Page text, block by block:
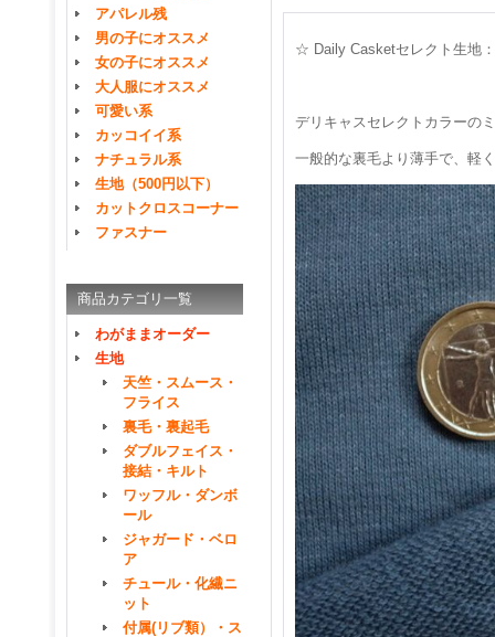
アパレル残
男の子にオススメ
女の子にオススメ
大人服にオススメ
可愛い系
カッコイイ系
ナチュラル系
生地（500円以下）
カットクロスコーナー
ファスナー
商品カテゴリ一覧
わがままオーダー
生地
天竺・スムース・
フライス
裏毛・裏起毛
ダブルフェイス・
接結・キルト
ワッフル・ダンボ
ール
ジャガード・ベロ
ア
チュール・化繊ニ
ット
付属(リブ類）・ス
☆ Daily Casketセレクト生地
デリキャスセレクトカラーの
一般的な裏毛より薄手で、軽